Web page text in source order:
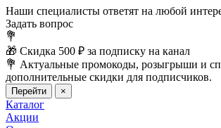
Наши специалисты ответят на любой
Задать вопрос
💐
🎁 Скидка 500 ₽ за подписку на канал
💐 Актуальные промокоды, розыгрыши и
дополнительные скидки для подписчиков.
Перейти ×
Каталог
Акции